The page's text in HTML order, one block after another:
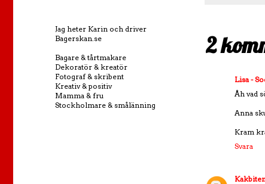
2
Lisa -
Åh vad
Anna
Kram
Svara
Jag heter Karin och driver
Bagerskan.se
Bagare & tårtmakare
Dekoratör & kreatör
Fotograf & skribent
Kreativ & positiv
Mamma & fru
Stockholmare & smålänning